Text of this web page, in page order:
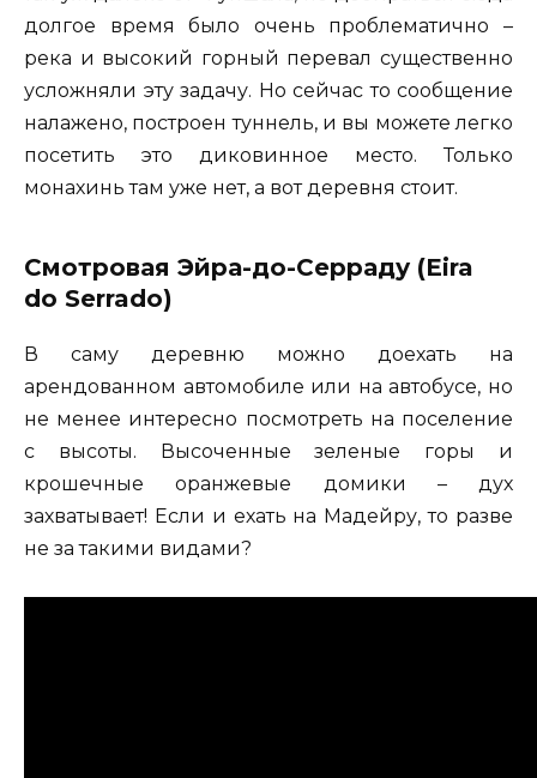
долгое время было очень проблематично –
река и высокий горный перевал существенно
усложняли эту задачу. Но сейчас то сообщение
налажено, построен туннель, и вы можете легко
посетить это диковинное место. Только
монахинь там уже нет, а вот деревня стоит.
Смотровая Эйра-до-Серраду (Eira
do Serrado)
В саму деревню можно доехать на
арендованном автомобиле или на автобусе, но
не менее интересно посмотреть на поселение
с высоты. Высоченные зеленые горы и
крошечные оранжевые домики – дух
захватывает! Если и ехать на Мадейру, то разве
не за такими видами?